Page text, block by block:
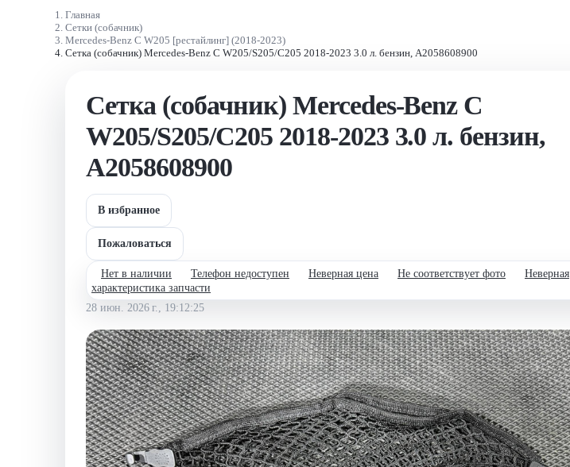
Главная
Сетки (собачник)
Mercedes-Benz C W205 [рестайлинг] (2018-2023)
Сетка (собачник) Mercedes-Benz C W205/S205/C205 2018-2023 3.0 л. бензин, A2058608900
Сетка (собачник) Mercedes-Benz C
W205/S205/C205 2018-2023 3.0 л. бензин,
A2058608900
В избранное
Пожаловаться
Нет в наличии Телефон недоступен Неверная цена Не соответствует фото
Неверная
характеристика запчасти
28 июн. 2026 г., 19:12:25